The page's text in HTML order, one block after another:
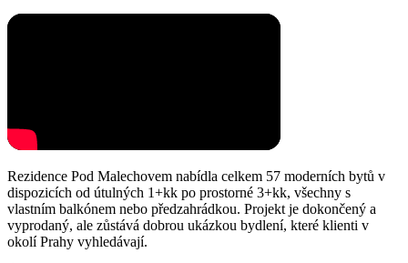
Rezidence Pod Malechovem nabídla celkem 57 moderních bytů v
dispozicích od útulných 1+kk po prostorné 3+kk, všechny s
vlastním balkónem nebo předzahrádkou. Projekt je dokončený a
vyprodaný, ale zůstává dobrou ukázkou bydlení, které klienti v
okolí Prahy vyhledávají.